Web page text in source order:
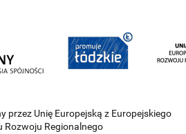
przez Unię Europejską z Europejskiego
Rozwoju Regionalnego